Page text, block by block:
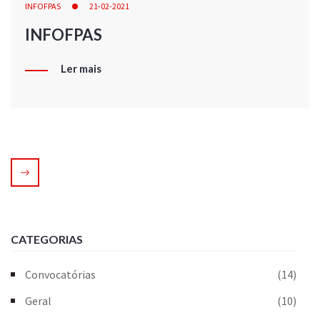
INFOFPAS 21-02-2021
INFOFPAS
Ler mais
CATEGORIAS
Convocatórias
(14)
Geral
(10)